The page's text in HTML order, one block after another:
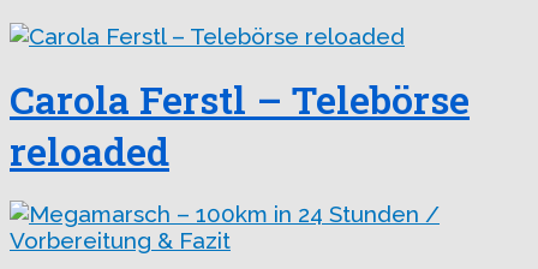
Carola Ferstl – Telebörse
reloaded